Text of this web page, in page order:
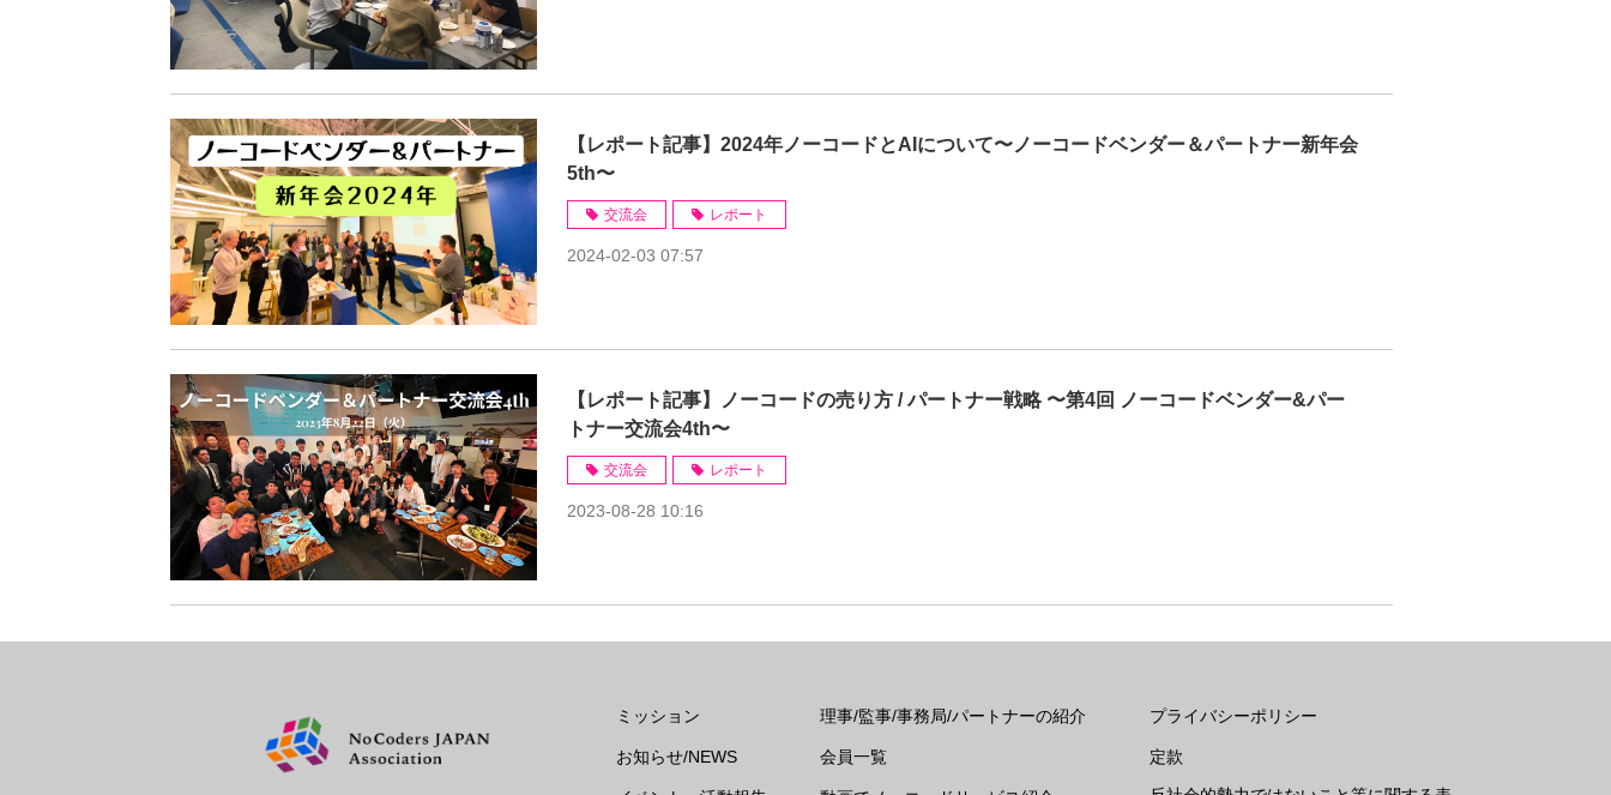
【レポート記事】2024年ノーコードとAIについて〜ノーコードベンダー＆パートナー新年会
5th〜
交流会 レポート
2024-02-03 07:57
【レポート記事】ノーコードの売り方 / パートナー戦略 〜第4回 ノーコードベンダー&パー
トナー交流会4th〜
交流会 レポート
2023-08-28 10:16
ミッション
お知らせ/NEWS
理事/監事/事務局/パートナーの紹介
会員一覧
プライバシーポリシー
定款